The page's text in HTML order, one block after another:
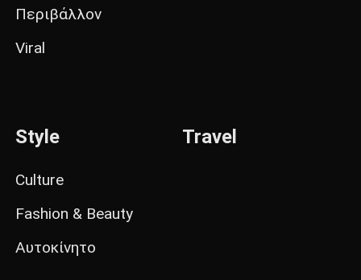
Περιβάλλον
Viral
Style
Culture
Fashion & Beauty
Αυτοκίνητο
Travel